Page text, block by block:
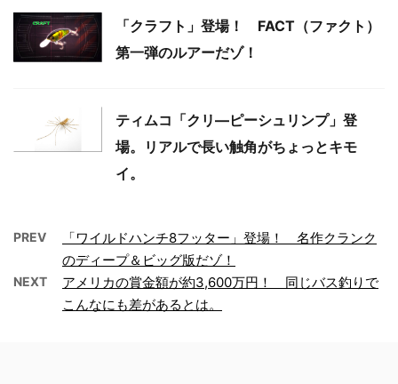
「クラフト」登場！ FACT（ファクト）
第一弾のルアーだゾ！
ティムコ「クリ―ピーシュリンプ」登
場。リアルで長い触角がちょっとキモ
イ。
PREV
「ワイルドハンチ8フッター」登場！ 名作クランク
のディープ＆ビッグ版だゾ！
NEXT
アメリカの賞金額が約3,600万円！ 同じバス釣りで
こんなにも差があるとは。